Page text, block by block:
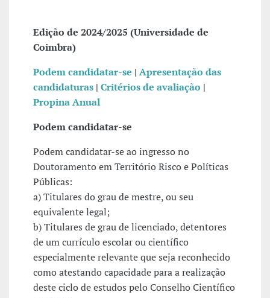
Edição de 2024/2025 (Universidade de
Coimbra)
Podem candidatar-se | Apresentação das
candidaturas | Critérios de avaliação |
Propina Anual
Podem candidatar-se
Podem candidatar-se ao ingresso no
Doutoramento em Território Risco e Políticas
Públicas:
a) Titulares do grau de mestre, ou seu
equivalente legal;
b) Titulares de grau de licenciado, detentores
de um currículo escolar ou científico
especialmente relevante que seja reconhecido
como atestando capacidade para a realização
deste ciclo de estudos pelo Conselho Científico